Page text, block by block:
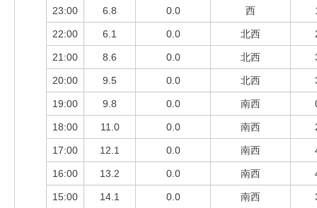
23:00 6.8 0.0 西
22:00 6.1 0.0 北西
21:00 8.6 0.0 北西
20:00 9.5 0.0 北西
19:00 9.8 0.0 南西
18:00 11.0 0.0 南西
17:00 12.1 0.0 南西
16:00 13.2 0.0 南西
15:00 14.1 0.0 南西